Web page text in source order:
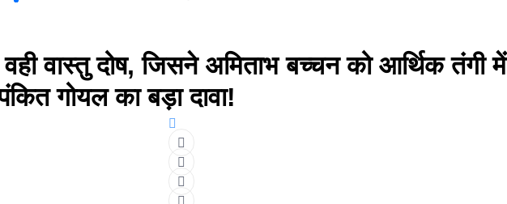
वास्तु दोष, जिसने अमिताभ बच्चन को आर्थिक तंगी में
गोयल का बड़ा दावा!